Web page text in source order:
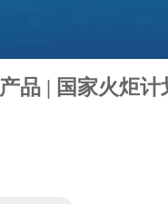
品 | 国家火炬